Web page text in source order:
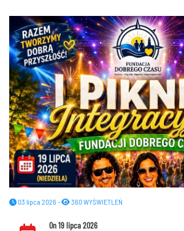
03 lipca 2026 - 360 WYŚWIETLEŃ
On 19 lipca 2026